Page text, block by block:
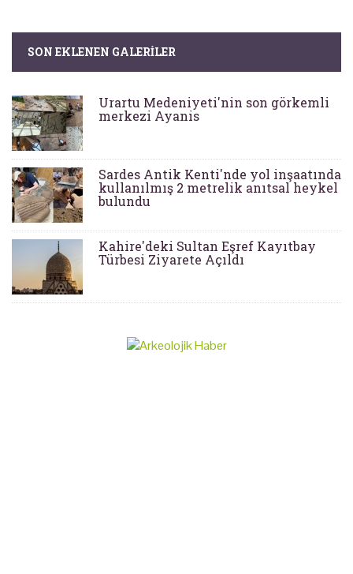
SON EKLENEN GALERILER
Urartu Medeniyeti'nin son görkemli
merkezi Ayanis
Sardes Antik Kenti'nde yol inşaatında
kullanılmış 2 metrelik anıtsal heykel
bulundu
Kahire'deki Sultan Eşref Kayıtbay
Türbesi Ziyarete Açıldı